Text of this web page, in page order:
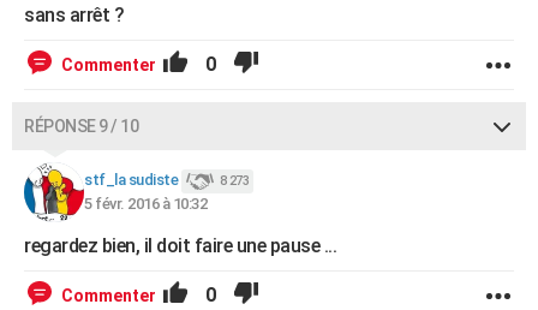
sans arrêt ?
Commenter 0
RÉPONSE 9 / 10
stf_la sudiste 8 273
5 févr. 2016 à 10:32
regardez bien, il doit faire une pause ...
Commenter 0